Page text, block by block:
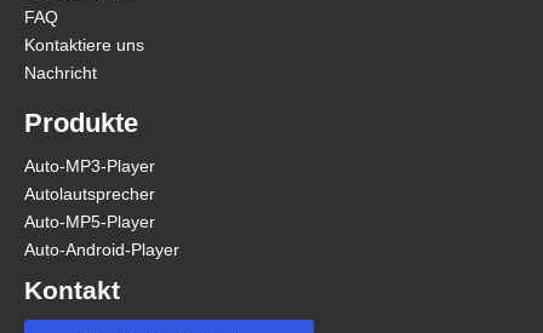
FAQ
Kontaktiere uns
Nachricht
Produkte
Auto-MP3-Player
Autolautsprecher
Auto-MP5-Player
Auto-Android-Player
Kontakt